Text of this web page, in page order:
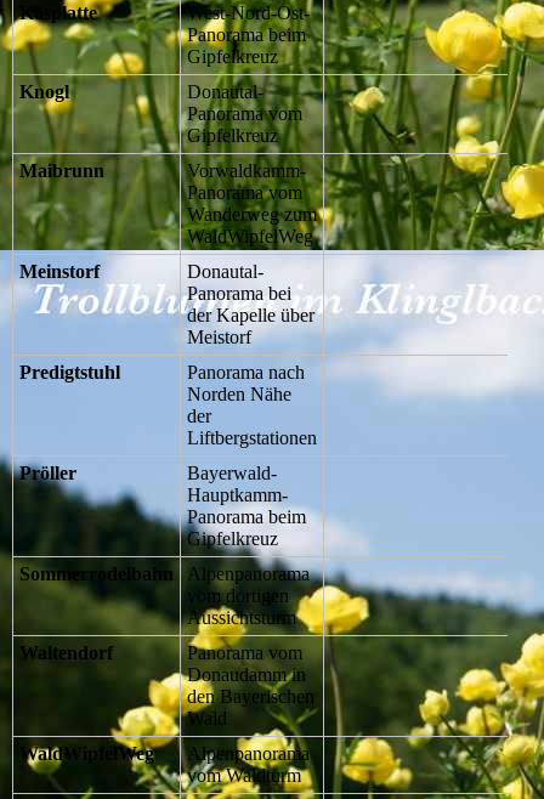
Käsplatte
West-Nord-Ost-
Panorama beim
Gipfelkreuz
Knogl
Donautal-
Panorama vom
Gipfelkreuz
Maibrunn
Vorwaldkamm-
Panorama vom
Wanderweg zum
WaldWipfelWeg
Meinstorf
Donautal-
Panorama bei
der Kapelle über
Meistorf
Predigtstuhl
Panorama nach
Norden Nähe
der
Liftbergstationen
Pröller
Bayerwald-
Hauptkamm-
Panorama beim
Gipfelkreuz
Sommerrodelbahn
Alpenpanorama
vom dortigen
Aussichtsturm
Waltendorf
Panorama vom
Donaudamm in
den Bayerischen
Wald
WaldWipfelWeg
Alpenpanorama
vom Waldturm